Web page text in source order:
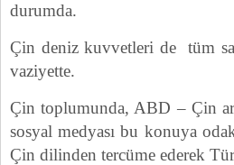
durumda.
Çin deniz kuvvetleri de tüm
vaziyette.
Çin toplumunda, ABD – Çin
sosyal medyası bu konuya
Çin dilinden tercüme ederek